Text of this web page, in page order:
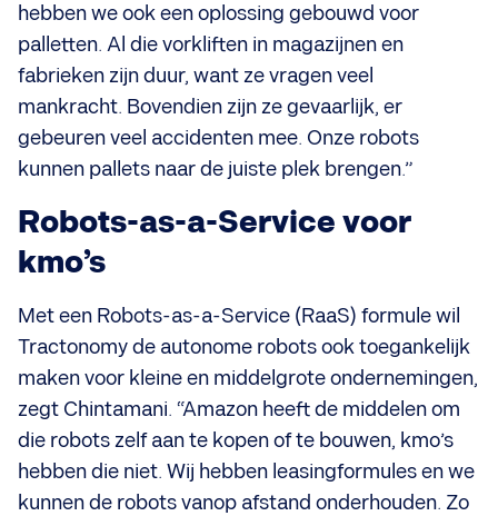
hebben we ook een oplossing gebouwd voor
palletten. Al die vorkliften in magazijnen en
fabrieken zijn duur, want ze vragen veel
mankracht. Bovendien zijn ze gevaarlijk, er
gebeuren veel accidenten mee. Onze robots
kunnen pallets naar de juiste plek brengen.”
Robots-as-a-Service voor
kmo’s
Met een Robots-as-a-Service (RaaS) formule wil
Tractonomy de autonome robots ook toegankelijk
maken voor kleine en middelgrote ondernemingen,
zegt Chintamani. “Amazon heeft de middelen om
die robots zelf aan te kopen of te bouwen, kmo’s
hebben die niet. Wij hebben leasingformules en we
kunnen de robots vanop afstand onderhouden. Zo